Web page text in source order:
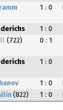
1 : 0
1 : 0
(722) 0 : 1
1 : 0
1 : 0
(822) 1 : 0